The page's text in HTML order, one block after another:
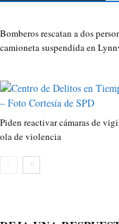
Bomberos rescatan a dos
camioneta suspendida en
Piden reactivar cámaras de
ola de violencia